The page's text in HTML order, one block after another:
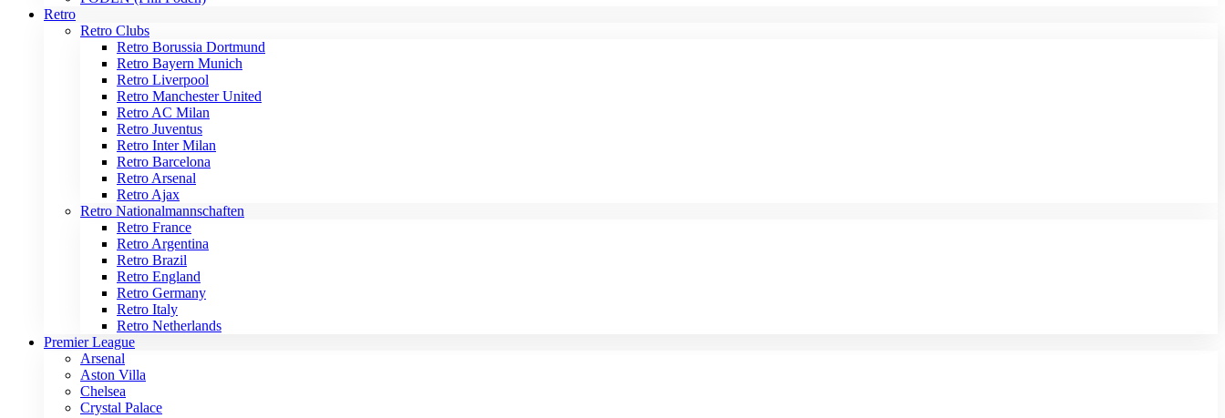
Retro
Retro Clubs
Retro Borussia Dortmund
Retro Bayern Munich
Retro Liverpool
Retro Manchester United
Retro AC Milan
Retro Juventus
Retro Inter Milan
Retro Barcelona
Retro Arsenal
Retro Ajax
Retro Nationalmannschaften
Retro France
Retro Argentina
Retro Brazil
Retro England
Retro Germany
Retro Italy
Retro Netherlands
Premier League
Arsenal
Aston Villa
Chelsea
Crystal Palace